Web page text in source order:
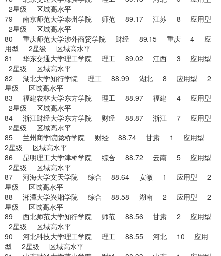
2星级 区域高水平
79 南京师范大学泰州学院 师范 89.17 江苏 8 应用型
2星级 区域高水平
80 重庆师范大学涉外商贸学院 财经 89.15 重庆 4 应
用型 2星级 区域高水平
81 华东交通大学理工学院 理工 89.02 江西 3 应用型
2星级 区域高水平
82 湖北大学知行学院 理工 88.99 湖北 8 应用型 2
星级 区域高水平
83 福建农林大学东方学院 理工 88.97 福建 4 应用型
2星级 区域高水平
84 浙江财经大学东方学院 财经 88.87 浙江 7 应用型
2星级 区域高水平
85 兰州商学院陇桥学院 财经 88.74 甘肃 1 应用型
2星级 区域高水平
86 昆明理工大学津桥学院 综合 88.72 云南 5 应用型
2星级 区域高水平
87 河海大学文天学院 综合 88.64 安徽 1 应用型 2
星级 区域高水平
88 湘潭大学兴湘学院 综合 88.58 湖南 2 应用型 2
星级 区域高水平
89 西北师范大学知行学院 师范 88.56 甘肃 2 应用型
2星级 区域高水平
90 河北科技大学理工学院 理工 88.55 河北 10 应用
型 2星级 区域高水平